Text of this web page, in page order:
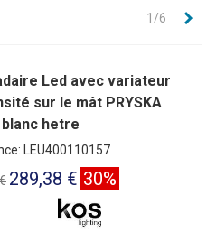
1/6
Led avec variateur
sur le mât PRYSKA
blanc hetre
LEU400110157
289,38 € 30%